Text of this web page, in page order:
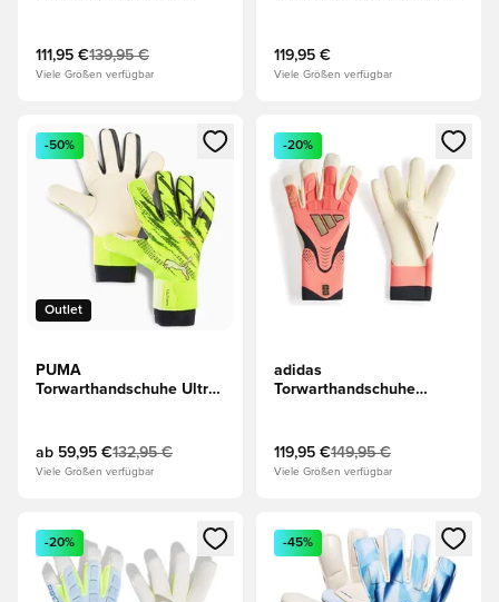
111,95 €139,95 €
Viele Größen verfügbar
119,95 €
Viele Größen verfügbar
Öffnet ein neues Fenster zum Anmelden oder Registrieren
Outlet
-50%
PUMA
Torwarthandschuhe Ultra
ab 59,95 €132,95 €
Viele Größen verfügbar
Öffnet ein neues Fenster
-20%
adidas
Torwarthandschuhe
Turbo/Weiß/Gold
119,95 €149,95 €
Viele Größen verfügbar
Öffnet ein neues Fenster zum Anmelden oder Registrieren
-20%
Öffnet ein neues Fenster
-45%